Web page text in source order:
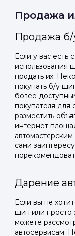
Продажа
Продажа
Если у вас есть
использования
продать их.
покупать б/у
более
покупателя для
разместить
интернет-
сами
Дарение
Если вы не
шин или просто
можете
автосервисам.